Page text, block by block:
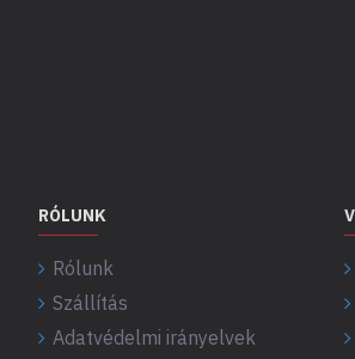
RÓLUNK
Rólunk
Szállítás
Adatvédelmi irányelvek